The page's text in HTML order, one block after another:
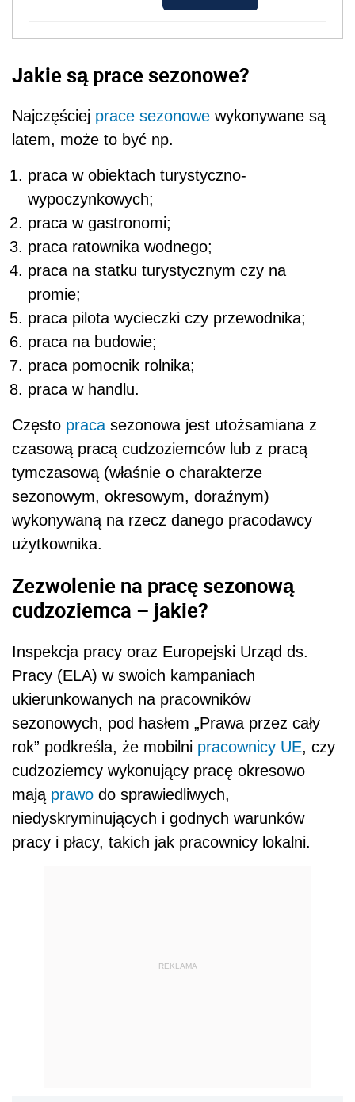
Jakie są prace sezonowe?
Najczęściej prace sezonowe wykonywane są
latem, może to być np.
pracaw obiektach turystyczno-
wypoczynkowych;
praca w gastronomi;
praca ratownika wodnego;
praca na statku turystycznym czy na
promie;
praca pilota wycieczki czy przewodnika;
praca na budowie;
praca pomocnik rolnika;
praca w handlu.
Często pracasezonowa jest utożsamiana z
czasową pracą cudzoziemców lub z pracą
tymczasową (właśnie o charakterze
sezonowym, okresowym, doraźnym)
wykonywaną na rzecz danego pracodawcy
użytkownika.
Zezwolenie na pracę sezonową
cudzoziemca – jakie?
Inspekcja pracy oraz Europejski Urząd ds.
Pracy (ELA) w swoich kampaniach
ukierunkowanych na pracowników
sezonowych, pod hasłem „Prawa przez cały
rok” podkreśla, że mobilni pracownicy UE, czy
cudzoziemcy wykonujący pracę okresowo
mają prawo do sprawiedliwych,
niedyskryminujących i godnych warunków
pracy i płacy, takich jak pracownicy lokalni.
REKLAMA